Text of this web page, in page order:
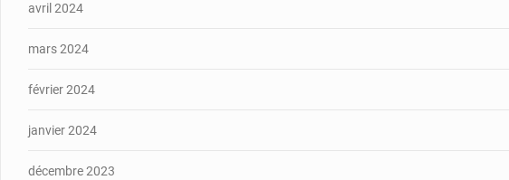
avril 2024
mars 2024
février 2024
janvier 2024
décembre 2023